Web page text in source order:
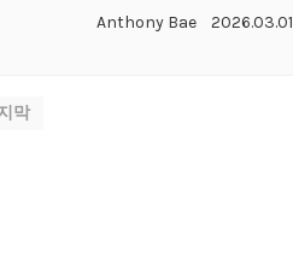
Anthony Bae 2026.03.01
막